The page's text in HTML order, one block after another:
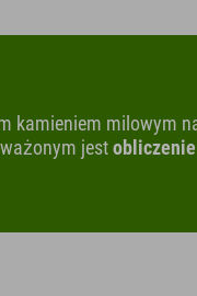
kamieniem milowym
jest